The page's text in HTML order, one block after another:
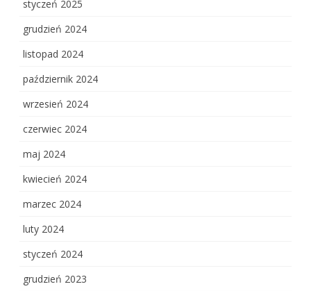
styczeń 2025
grudzień 2024
listopad 2024
październik 2024
wrzesień 2024
czerwiec 2024
maj 2024
kwiecień 2024
marzec 2024
luty 2024
styczeń 2024
grudzień 2023